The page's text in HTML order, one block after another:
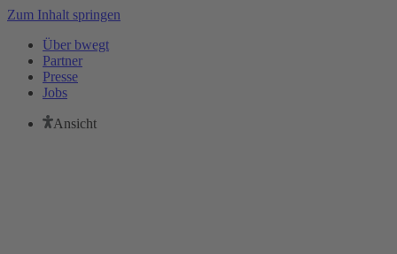
Zum Inhalt springen
Über bwegt
Partner
Presse
Jobs
Ansicht